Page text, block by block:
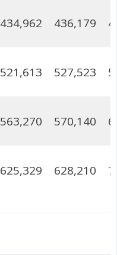
434,962 436,179
521,613 527,523
563,270 570,140
625,329 628,210